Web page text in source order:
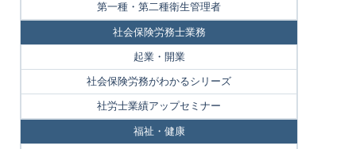
第一種・第二種衛生管理者
社会保険労務士業務
起業・開業
社会保険労務がわかるシリーズ
社労士業績アップセミナー
福祉・健康